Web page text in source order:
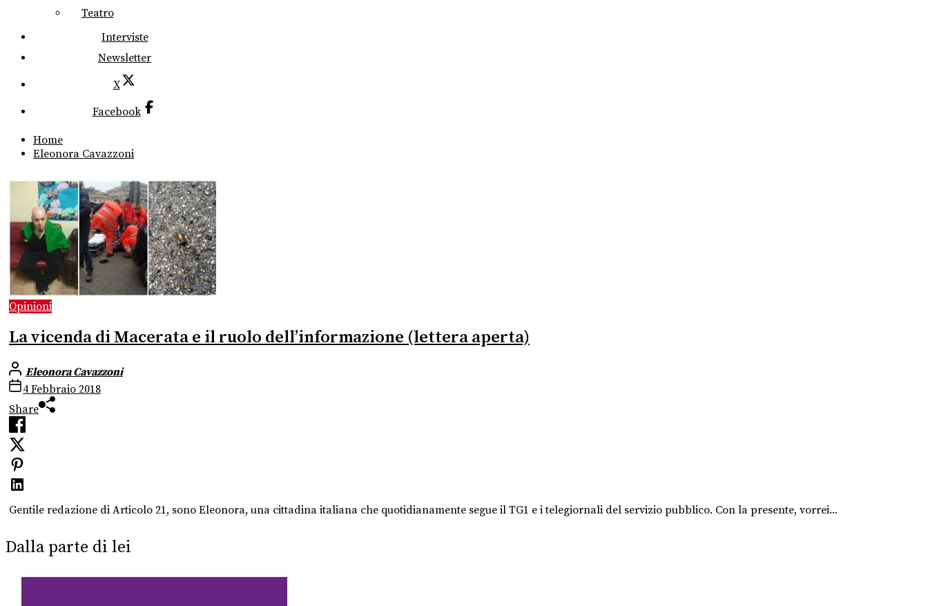
Teatro
Interviste
Newsletter
X
Facebook
Home
Eleonora Cavazzoni
Opinioni
La vicenda di Macerata e il ruolo dell’informazione (lettera aperta)
Eleonora Cavazzoni
4 Febbraio 2018
Share
Gentile redazione di Articolo 21, sono Eleonora, una cittadina italiana che quotidianamente segue il TG1 e i telegiornali del servizio pubblico. Con la presente, vorrei...
Dalla parte di lei